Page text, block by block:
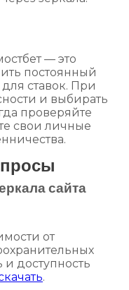
— это
постоянный
ставок. При
и выбирать
проверяйте
свои личные
сайта
от
и доступность
.